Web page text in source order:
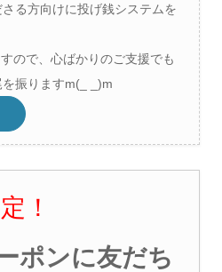
る方向けに投げ銭システムを
ので、心ばかりのご支援でも
振りますm(_ _)m
！
ポンに友だち